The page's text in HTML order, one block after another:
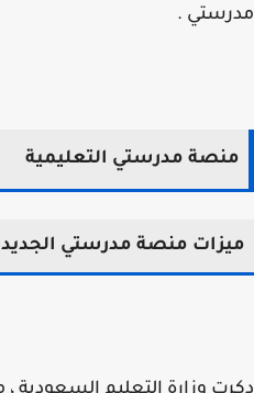
.
مدرستي التعليمية
منصة مدرستي الجديدة